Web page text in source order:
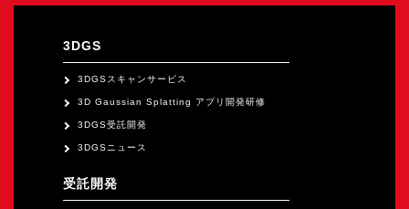
オンライン
3DGS
3DGSスキャンサービス
3D Gaussian Splatting アプリ開発研修
3DGS受託開発
3DGSニュース
受託開発